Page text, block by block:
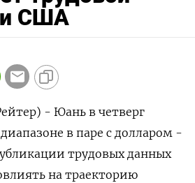
США
- Юань в четверг
в паре с долларом -
трудовых данных
на траекторию